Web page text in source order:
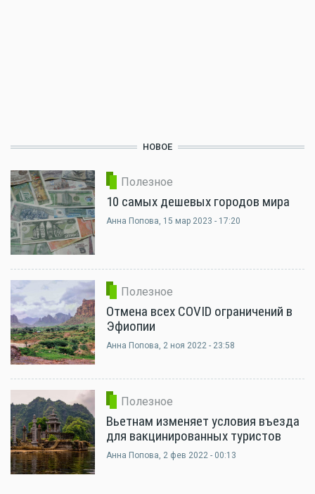
НОВОЕ
Полезное
10 самых дешевых городов мира
Анна Попова, 15 мар 2023 - 17:20
Полезное
Отмена всех COVID ограничений в
Эфиопии
Анна Попова, 2 ноя 2022 - 23:58
Полезное
Вьетнам изменяет условия въезда
для вакцинированных туристов
Анна Попова, 2 фев 2022 - 00:13